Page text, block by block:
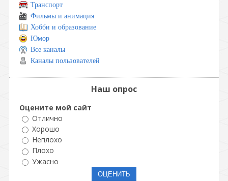
Транспорт
Фильмы и анимация
Хобби и образование
Юмор
Все каналы
Каналы пользователей
Наш опрос
Оцените мой сайт
Отлично
Хорошо
Неплохо
Плохо
Ужасно